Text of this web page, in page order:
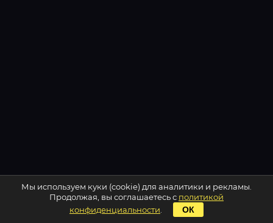
Мы используем куки (cookie) для аналитики и рекламы.
Продолжая, вы соглашаетесь с политикой
конфиденциальности
ОК